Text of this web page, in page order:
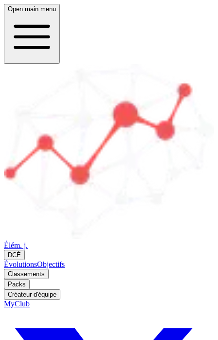
Open main menu
Élém. j.
DCÉ
ÉvolutionsObjectifs
Classements
Packs
Créateur d'équipe
MyClub